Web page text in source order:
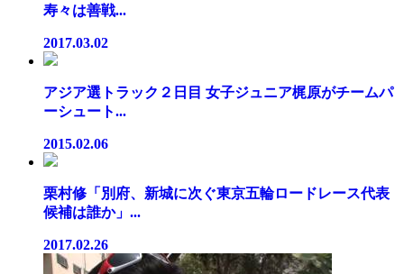
寿々は善戦...
2017.03.02
アジア選トラック２日目 女子ジュニア梶原がチームパ
ーシュート...
2015.02.06
栗村修「別府、新城に次ぐ東京五輪ロードレース代表
候補は誰か」...
2017.02.26